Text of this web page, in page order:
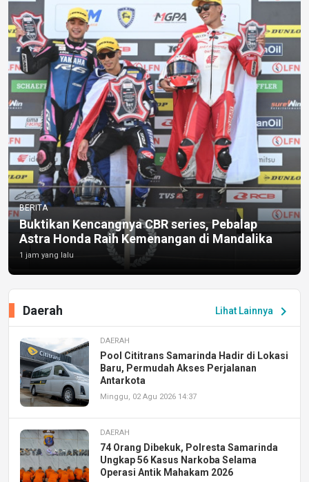
BERITA
Buktikan Kencangnya CBR series, Pebalap
Astra Honda Raih Kemenangan di Mandalika
1 jam yang lalu
Lihat Lainnya chevron_right
Daerah
DAERAH
Pool Cititrans Samarinda Hadir di Lokasi
Baru, Permudah Akses Perjalanan
Antarkota
Minggu, 02 Agu 2026 14:37
DAERAH
74 Orang Dibekuk, Polresta Samarinda
Ungkap 56 Kasus Narkoba Selama
Operasi Antik Mahakam 2026